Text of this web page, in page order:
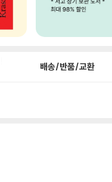
배송/반품/교환